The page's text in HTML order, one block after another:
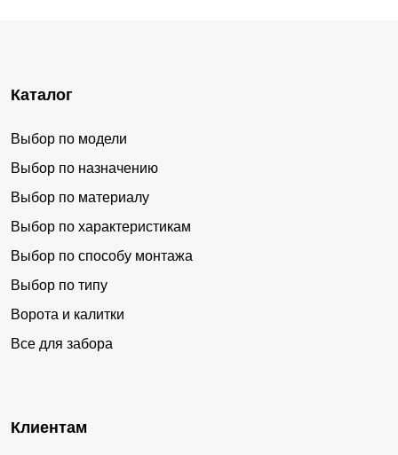
Каталог
Выбор по модели
Выбор по назначению
Выбор по материалу
Выбор по характеристикам
Выбор по способу монтажа
Выбор по типу
Ворота и калитки
Все для забора
Клиентам